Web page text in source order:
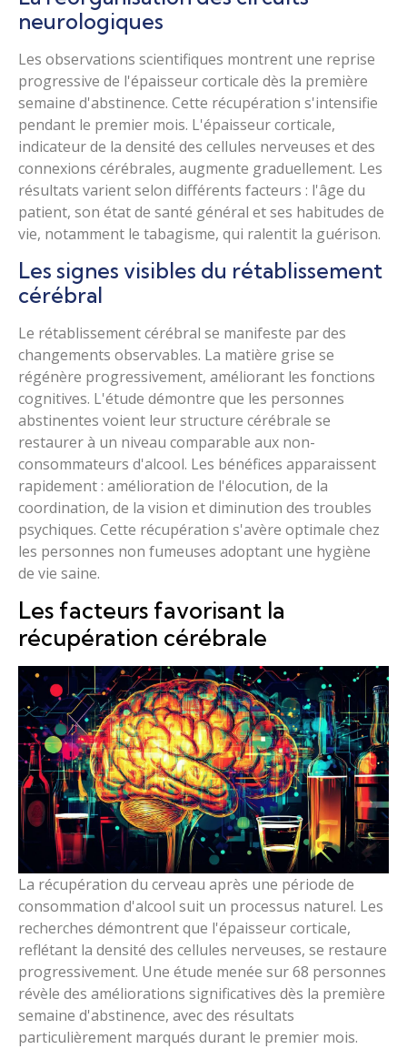
neurologiques
Les observations scientifiques montrent une reprise
progressive de l'épaisseur corticale dès la première
semaine d'abstinence. Cette récupération s'intensifie
pendant le premier mois. L'épaisseur corticale,
indicateur de la densité des cellules nerveuses et des
connexions cérébrales, augmente graduellement. Les
résultats varient selon différents facteurs : l'âge du
patient, son état de santé général et ses habitudes de
vie, notamment le tabagisme, qui ralentit la guérison.
Les signes visibles du rétablissement
cérébral
Le rétablissement cérébral se manifeste par des
changements observables. La matière grise se
régénère progressivement, améliorant les fonctions
cognitives. L'étude démontre que les personnes
abstinentes voient leur structure cérébrale se
restaurer à un niveau comparable aux non-
consommateurs d'alcool. Les bénéfices apparaissent
rapidement : amélioration de l'élocution, de la
coordination, de la vision et diminution des troubles
psychiques. Cette récupération s'avère optimale chez
les personnes non fumeuses adoptant une hygiène
de vie saine.
Les facteurs favorisant la
récupération cérébrale
La récupération du cerveau après une période de
consommation d'alcool suit un processus naturel. Les
recherches démontrent que l'épaisseur corticale,
reflétant la densité des cellules nerveuses, se restaure
progressivement. Une étude menée sur 68 personnes
révèle des améliorations significatives dès la première
semaine d'abstinence, avec des résultats
particulièrement marqués durant le premier mois.